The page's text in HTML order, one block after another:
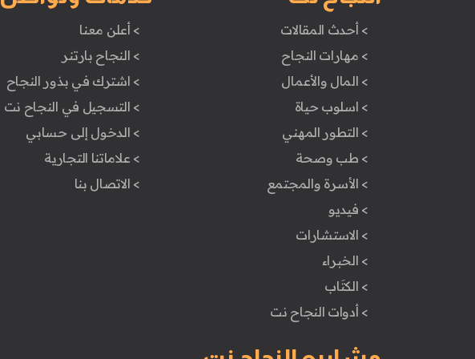
> أحدث المقالات
> مهارات النجاح
> المال والأعمال
> اسلوب حياة
> التطور المهني
> طب وصحة
> الأسرة والمجتمع
> فيديو
> الاستشارات
> الخبراء
> الكتَاب
> أدوات النجاح نت
> أعلن معنا
> النجاح بارتنر
> اشترك في بذور النجاح
> التسجيل في النجاح نت
> الدخول إلى حسابي
> علاماتنا التجارية
> الاتصال بنا